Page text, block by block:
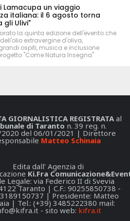
Lamacupa un viaggio
italiana: il 6 agosto torna
gli Ulivi"
la quinta edizione dell'evento che
extravergine d'oliva,
ospiti, musica e inclusione
"Come Natura Insegna"
GIORNALISTICA REGISTRATAal
di Taranto n. 39 reg. n.
del 06/01/2021 | Direttore
Matteo Schinaia
Edita dall' Agenzia di
Ki.Fra
Legale: via Federico II di Svevia
Taranto | C.F.: 90255850738 -
| Presidente: Matteo
| Tel.: (+39) 3485222380 mail:
- sito web: kifra.it